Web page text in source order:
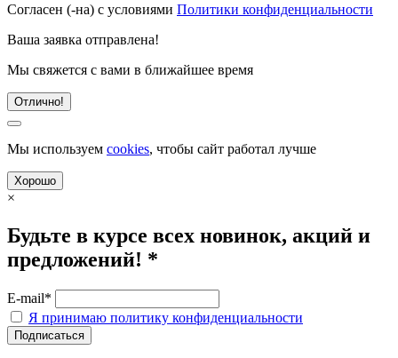
Согласен (-на) с условиями Политики конфиденциальности
Ваша заявка отправлена!
Мы свяжется с вами в ближайшее время
Отлично!
Мы используем cookies, чтобы сайт работал лучше
Хорошо
×
Будьте в курсе всех новинок, акций и
предложений! *
E-mail*
Я принимаю политику конфиденциальности